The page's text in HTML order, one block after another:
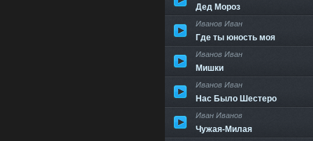
Дед Мороз
Иванов Иван
Где ты юность моя
Иванов Иван
Мишки
Иванов Иван
Нас Было Шестеро
Иван Иванов
Чужая-Милая